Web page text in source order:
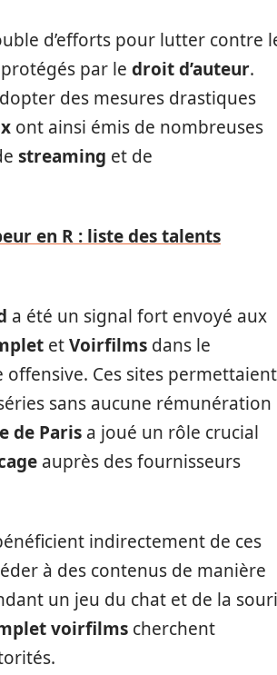
d’efforts pour lutter contre
par le droit d’auteur.
des mesures drastiques
ont ainsi émis de nombreuses
streaming et de
en R : liste des talents
a été un signal fort envoyé aux
etVoirfilms dans le
Ces sites
sans aucune rémunération
de Paris a joué un rôle crucial
auprès des fournisseurs
indirectement de ces
à des contenus de manière
un jeu du chat et de la
voirfilms cherchent